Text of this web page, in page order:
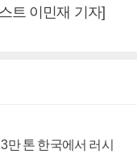
트 이민재 기자]
만 톤 한국에서 러시